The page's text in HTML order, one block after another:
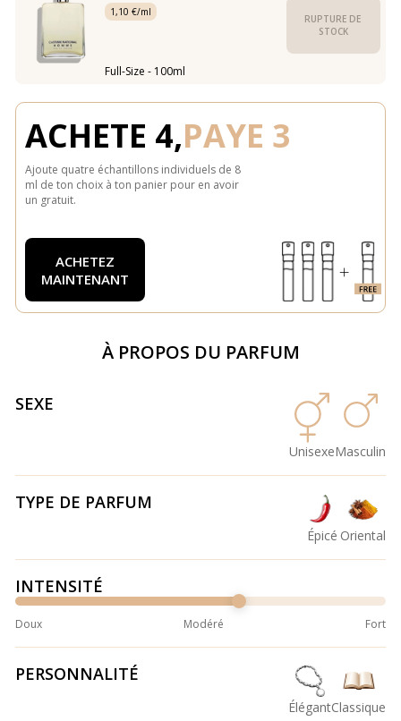
1,10 €/ml
Full-Size - 100ml
RUPTURE DE
STOCK
ACHETE 4,PAYE 3
Ajoute quatre échantillons individuels de 8
ml de ton choix à ton panier pour en avoir
un gratuit.
ACHETEZ
MAINTENANT
À PROPOS DU PARFUM
SEXE
UnisexeMasculin
TYPE DE PARFUM
Épicé Oriental
INTENSITÉ
Doux Modéré Fort
PERSONNALITÉ
ÉlégantClassique